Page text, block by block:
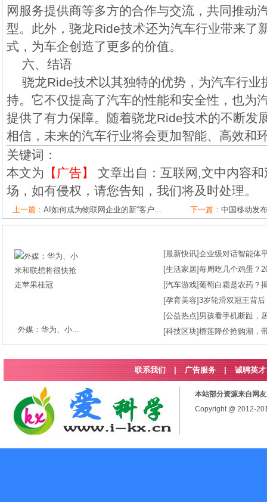
网服务提供商等多方的合作与交流，共同推动
型。此外，骁龙Ride技术还为汽车行业带来了
式，为车企创造了更多的价值。
六、结语
骁龙Ride技术以其独特的优势，为汽车行业
持。它不仅提高了汽车的性能和安全性，也为
提供了有力保障。随着骁龙Ride技术的不断发
相信，未来的汽车行业将会更加智能、高效和
关键词：
本文为 【广告】
文章出自：互联网,文中内容
场，如有侵权，请您告知，我们将及时处理。
上一篇： AI如何成为物联网企业的新“客户... 下一篇： 中国移动发
外媒：华为、小...
[最新快讯]企业级对话智能体
[生活家居]每周吃几个鸡蛋？
[汽车游戏]葡萄白霜是农药？
[孕育美容]3岁轮滑双冠王背
[公益热点] 男孩看手机断趾，
[科技区块]榴莲降价抢购潮，
联系我们 广告服务 | 诚聘英才
本站部分资源来自网
Copyright @ 2012-